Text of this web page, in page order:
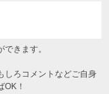
きます。
しろコメントなどご自身
！